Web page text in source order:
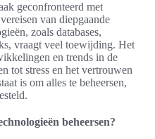
geconfronteerd met
van diepgaande
zoals databases,
vraagt veel toewijding. Het
en trends in de
tot stress en het vertrouwen
is om alles te beheersen,
beheersen?